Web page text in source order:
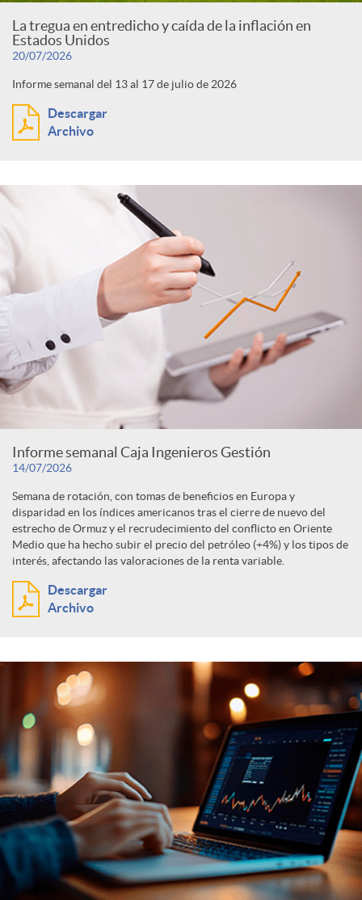
La tregua en entredicho y caída de la inflación en
Estados Unidos
20/07/2026
Informe semanal del 13 al 17 de julio de 2026
Descargar
Archivo
Informe semanal Caja Ingenieros Gestión
14/07/2026
Semana de rotación, con tomas de beneficios en Europa y
disparidad en los índices americanos tras el cierre de nuevo del
estrecho de Ormuz y el recrudecimiento del conflicto en Oriente
Medio que ha hecho subir el precio del petróleo (+4%) y los tipos de
interés, afectando las valoraciones de la renta variable.
Descargar
Archivo